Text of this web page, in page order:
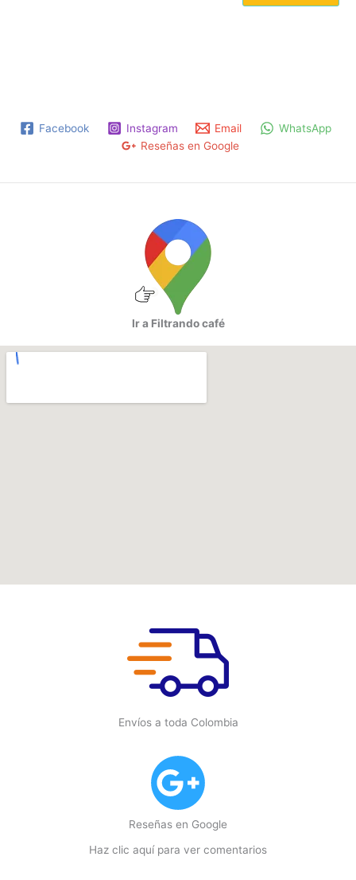
Facebook Instagram Email
WhatsApp
Reseñas en Google
Ir a Filtrando café
Envíos a toda Colombia
Reseñas en Google
Haz clic aquí para ver comentarios